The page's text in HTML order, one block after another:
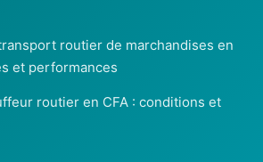
routier de marchandises en
et performances
routier en CFA : conditions et